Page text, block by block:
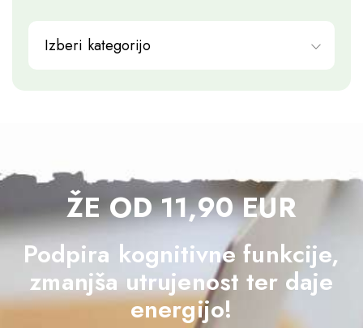
Izberi kategorijo
ŽE OD 11,90 EUR
Podpira kognitivne funkcije,
zmanjša utrujenost ter daje
energijo!